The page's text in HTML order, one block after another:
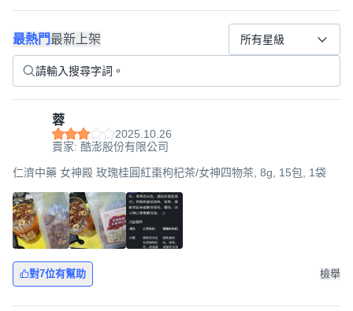
最熱門最新上架 所有星級
蓉
2025.10.26
賣家: 酷澎股份有限公司
仁濟中藥 女神殿 玫瑰桂圓紅棗枸杞茶/女神四物茶, 8g, 15包, 1袋
對7位有幫助 檢舉